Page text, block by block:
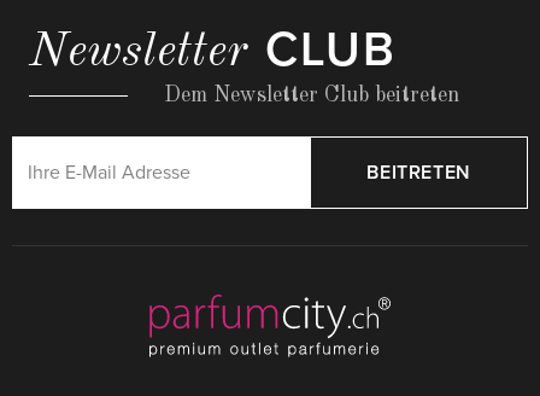
Newsletter CLUB
Dem Newsletter Club beitreten
BEITRETEN